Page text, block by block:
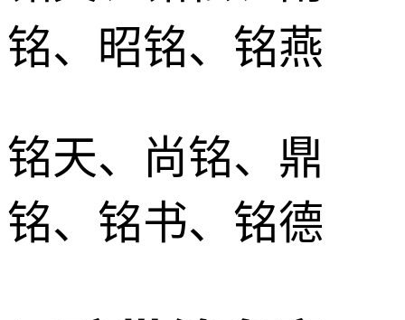
铭、昭铭、铭燕
铭天、尚铭、鼎
铭、铭书、铭德